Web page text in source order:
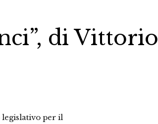
di Vittorio
per il